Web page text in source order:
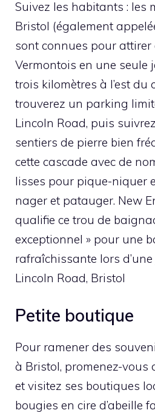
Suivez les habitants : les
Bristol (également
sont connues pour attirer
Vermontois en une seule
trois kilomètres à l’est du
trouverez un parking
Lincoln Road, puis
sentiers de pierre bien
cette cascade avec de
lisses pour pique-niquer
nager et patauger. New
qualifie ce trou de
exceptionnel » pour une
rafraîchissante lors
Lincoln Road, Bristol
Petite boutique
Pour ramener des
à Bristol, promenez-vous
et visitez ses boutiques
bougies en cire d’abeille